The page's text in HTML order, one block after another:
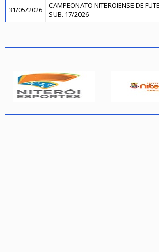
31/05/2026
CAMPEONATO NITEROIENSE DE
SUB. 17/2026